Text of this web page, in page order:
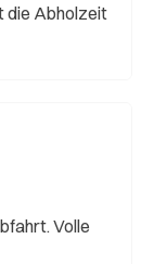
die Abholzeit
Volle